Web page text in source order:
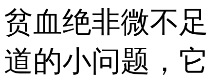
贫血绝非微不足
道的小问题，它